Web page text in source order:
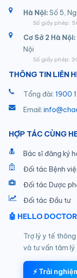
Hà Nội: Số 5,
Số giấy phép:
Cơ Sở 2 Hà Nội:
Nội
Số giấy phép:
THÔNG TIN LIÊN
Tổng đài: 1900
Email:
HỢP TÁC CÙNG
Bác sĩ đăng ký
Đối tác Bệnh
Đối tác Dược
Đối tác Đầu tư
🤖 HELLO
Trợ lý y tế
và tư vấn tâm
⚡ Trải